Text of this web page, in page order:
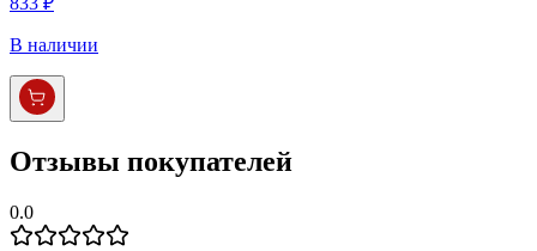
В наличии
Отзывы покупателей
0.0